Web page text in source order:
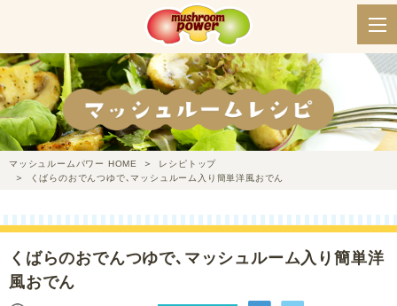
マッシュルームパワー HOME
レシピトップ
くばらのおでんつゆで､マッシュルーム入り簡単洋風おでん
くばらのおでんつゆで､マッシュルーム入り簡単洋
風おでん